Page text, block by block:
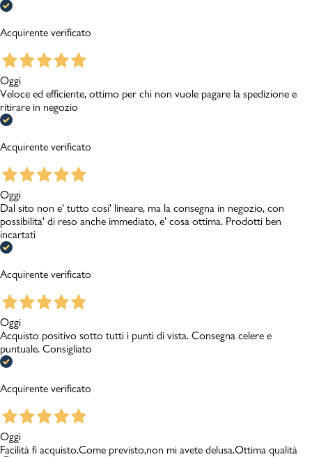
Acquirente verificato
Oggi
Veloce ed efficiente, ottimo per chi non vuole pagare la spedizione e
ritirare in negozio
Acquirente verificato
Oggi
Dal sito non e' tutto cosi' lineare, ma la consegna in negozio, con
possibilita' di reso anche immediato, e' cosa ottima. Prodotti ben
incartati
Acquirente verificato
Oggi
Acquisto positivo sotto tutti i punti di vista. Consegna celere e
puntuale. Consigliato
Acquirente verificato
Oggi
Facilità fi acquisto.Come previsto,non mi avete delusa.Ottima qualità